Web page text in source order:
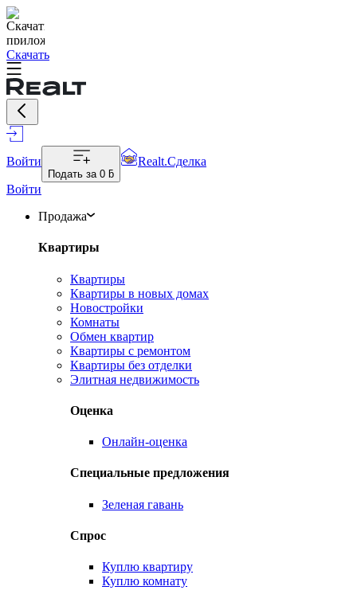
Скачать
Войти
Подать за 0 ƃ
Realt.Сделка
Войти
Продажа
Квартиры
Квартиры
Квартиры в новых домах
Новостройки
Комнаты
Обмен квартир
Квартиры с ремонтом
Квартиры без отделки
Элитная недвижимость
Оценка
Онлайн-оценка
Специальные предложения
Зеленая гавань
Спрос
Куплю квартиру
Куплю комнату